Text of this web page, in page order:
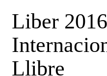
Liber
Llibre